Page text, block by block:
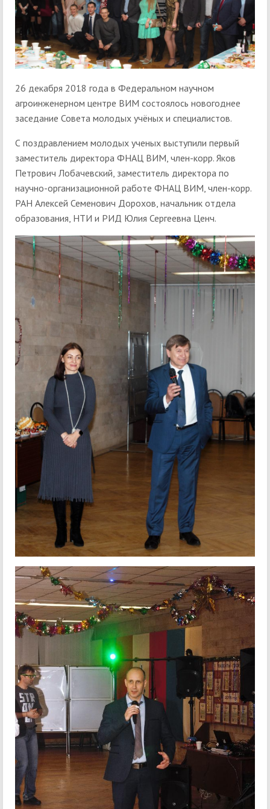
26 декабря 2018 года в Федеральном научном
агроинженерном центре ВИМ состоялось новогоднее
заседание Совета молодых учёных и специалистов.
С поздравлением молодых ученых выступили первый
заместитель директора ФНАЦ ВИМ, член-корр. Яков
Петрович Лобачевский, заместитель директора по
научно-организационной работе ФНАЦ ВИМ, член-корр.
РАН Алексей Семенович Дорохов, начальник отдела
образования, НТИ и РИД Юлия Сергеевна Ценч.